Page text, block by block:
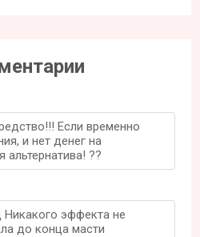
Если временно
и нет денег на
альтернатива! ??
Никакого эффекта не
до конца масти